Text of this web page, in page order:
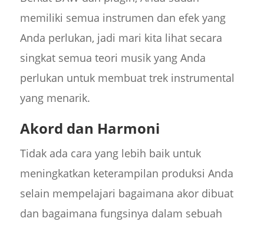
memiliki semua instrumen dan efek yang
Anda perlukan, jadi mari kita lihat secara
singkat semua teori musik yang Anda
perlukan untuk membuat trek instrumental
yang menarik.
Akord dan Harmoni
Tidak ada cara yang lebih baik untuk
meningkatkan keterampilan produksi Anda
selain mempelajari bagaimana akor dibuat
dan bagaimana fungsinya dalam sebuah